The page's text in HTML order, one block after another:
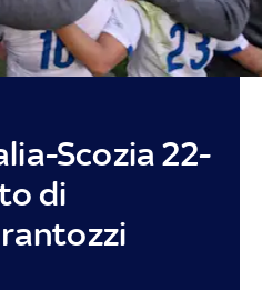
Scozia 22-
di